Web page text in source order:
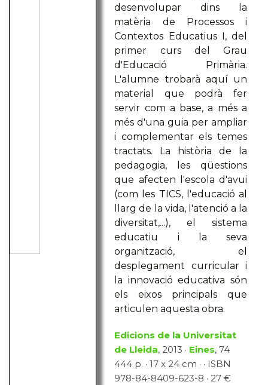
desenvolupar dins la
matèria de Processos i
Contextos Educatius I, del
primer curs del Grau
d'Educació Primària.
L'alumne trobarà aquí un
material que podrà fer
servir com a base, a més a
més d'una guia per ampliar
i complementar els temes
tractats. La història de la
pedagogia, les qüestions
que afecten l'escola d'avui
(com les TICS, l'educació al
llarg de la vida, l'atenció a la
diversitat,...), el sistema
educatiu i la seva
organització, el
desplegament curricular i
la innovació educativa són
els eixos principals que
articulen aquesta obra.
Edicions de la Universitat
de Lleida, 2013 · Eines, 74
444 p. · 17 x 24 cm · · ISBN
978-84-8409-623-8 · 27 €